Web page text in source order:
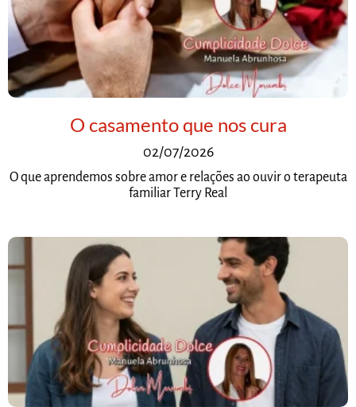
O casamento que nos cura
02/07/2026
O que aprendemos sobre amor e relações ao ouvir o terapeuta
familiar Terry Real